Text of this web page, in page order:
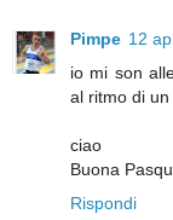
Pimpe 12
io mi son
al ritmo di
ciao
Buona
Rispondi